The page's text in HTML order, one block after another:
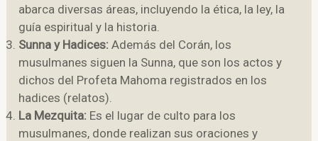
abarca diversas áreas, incluyendo la ética, la ley, la
guía espiritual y la historia.
Sunna y Hadices: Además del Corán, los
musulmanes siguen la Sunna, que son los actos y
dichos del Profeta Mahoma registrados en los
hadices (relatos).
La Mezquita: Es el lugar de culto para los
musulmanes, donde realizan sus oraciones y